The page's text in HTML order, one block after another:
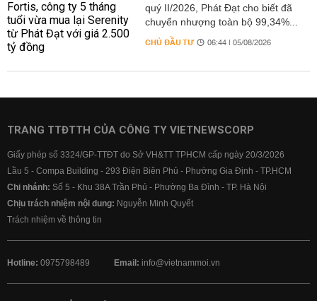
quý II/2026, Phát Đạt cho biết đã
chuyển nhượng toàn bộ 99,34%...
CHỦ ĐẦU TƯ 06:44 | 05/08/2026
TRANG TTĐTTH CỦA CÔNG TY VIETNEWSCORP
Giấy phép số 3324/GP-TTĐT do Sở VH&TT TPHCM cấp ngày 20/3/2026
Lầu 5 - Compa Building - 293 Điện Biên Phủ - Phường Gia Định - TP.HCM
Chi nhánh: Số 5 - Khu 38A Trần Phú - Phường Ba Đình - TP. Hà Nội
Chịu trách nhiệm nội dung: Nguyễn Minh Quyết
Trách nhiệm về thông tin
Hotline: 0975798489 Email: info@vietnammoi.vn